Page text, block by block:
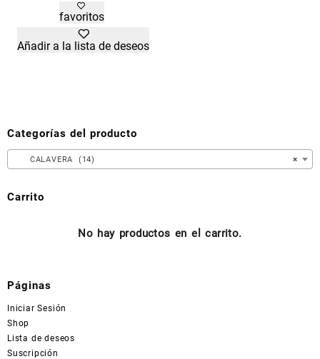
favoritos
Añadir a la lista de deseos
Categorías del producto
×
CALAVERA (14)
Carrito
No hay productos en el carrito.
Páginas
Iniciar Sesión
Shop
Lista de deseos
Suscripción